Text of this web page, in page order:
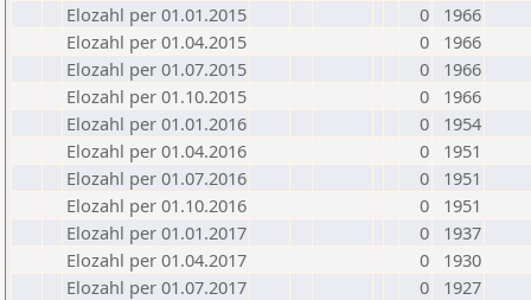
Elozahl per 01.01.2015
0
1966
Elozahl per 01.04.2015
0
1966
Elozahl per 01.07.2015
0
1966
Elozahl per 01.10.2015
0
1966
Elozahl per 01.01.2016
0
1954
Elozahl per 01.04.2016
0
1951
Elozahl per 01.07.2016
0
1951
Elozahl per 01.10.2016
0
1951
Elozahl per 01.01.2017
0
1937
Elozahl per 01.04.2017
0
1930
Elozahl per 01.07.2017
0
1927